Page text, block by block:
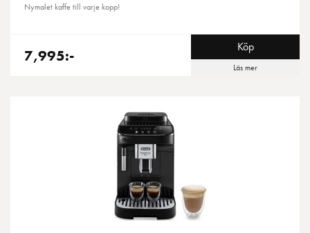
Nymalet kaffe till varje kopp!
7,995:- Köp
Läs mer